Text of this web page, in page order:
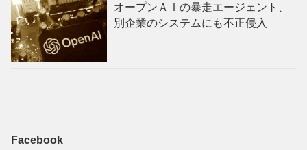
オープンＡＩの暴走エージェント、
別企業のシステムにも不正侵入
Facebook